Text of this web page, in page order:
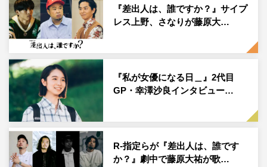
『差出人は、誰ですか？』サイプ
レス上野、さなりが藤原大…
『私が女優になる日＿』2代目
GP・幸澤沙良インタビュー…
R-指定らが『差出人は、誰です
か？』劇中で藤原大祐が歌…